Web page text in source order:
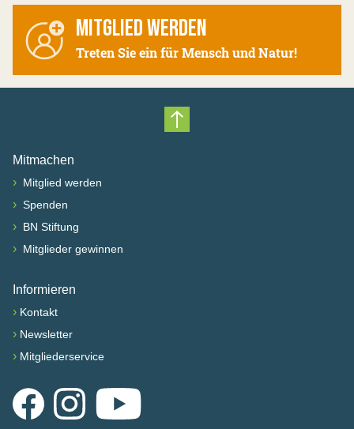
MITGLIED WERDEN
Treten Sie ein für Mensch und Natur!
Nach oben scrollen
Mitmachen
› Mitglied werden
› Spenden
› BN Stiftung
› Mitglieder gewinnen
Informieren
› Kontakt
› Newsletter
› Mitgliederservice
FacebookInstagramYouTube